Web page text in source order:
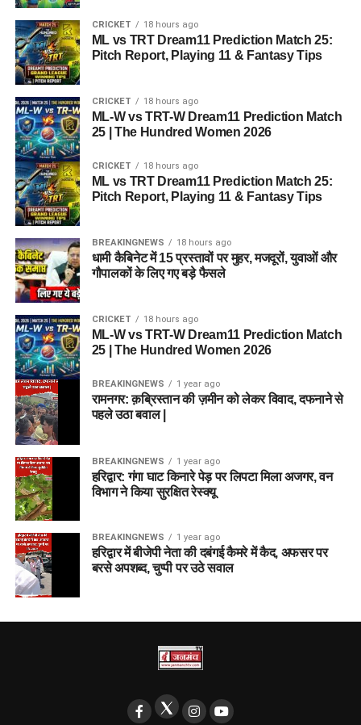
CRICKET 18 hours ago
ML vs TRT Dream11 Prediction Match 25:
Pitch Report, Playing 11 & Fantasy Tips
CRICKET 18 hours ago
ML-W vs TRT-W Dream11 Prediction Match
25 | The Hundred Women 2026
CRICKET 18 hours ago
ML vs TRT Dream11 Prediction Match 25:
Pitch Report, Playing 11 & Fantasy Tips
BREAKINGNEWS 18 hours ago
धामी कैबिनेट में 15 प्रस्तावों पर मुहर, मजदूरों, युवाओं और
गौपालकों के लिए गए बड़े फैसले
CRICKET 18 hours ago
ML-W vs TRT-W Dream11 Prediction Match
25 | The Hundred Women 2026
BREAKINGNEWS 1 year ago
रामनगर: क़ब्रिस्तान की ज़मीन को लेकर विवाद, दफनाने से
पहले उठा बवाल |
BREAKINGNEWS 1 year ago
हरिद्वार: गंगा घाट किनारे पेड़ पर लिपटा मिला अजगर, वन
विभाग ने किया सुरक्षित रेस्क्यू
BREAKINGNEWS 1 year ago
हरिद्वार में बीजेपी नेता की दबंगई कैमरे में कैद, अफसर पर
बरसे अपशब्द, चुप्पी पर उठे सवाल